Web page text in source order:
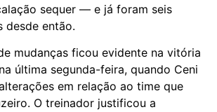
sequer — e já foram seis
desde então.
mudanças ficou evidente na vitória
última segunda-feira, quando Ceni
em relação ao time que
O treinador justificou a